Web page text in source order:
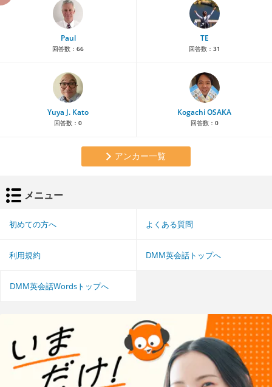
Paul
回答数： 66
TE
回答数： 31
Yuya J. Kato
回答数： 0
Kogachi OSAKA
回答数： 0
アンカー一覧
メニュー
初めての方へ よくある質問
利用規約 DMM英会話トップへ
DMM英会話Wordsトップへ